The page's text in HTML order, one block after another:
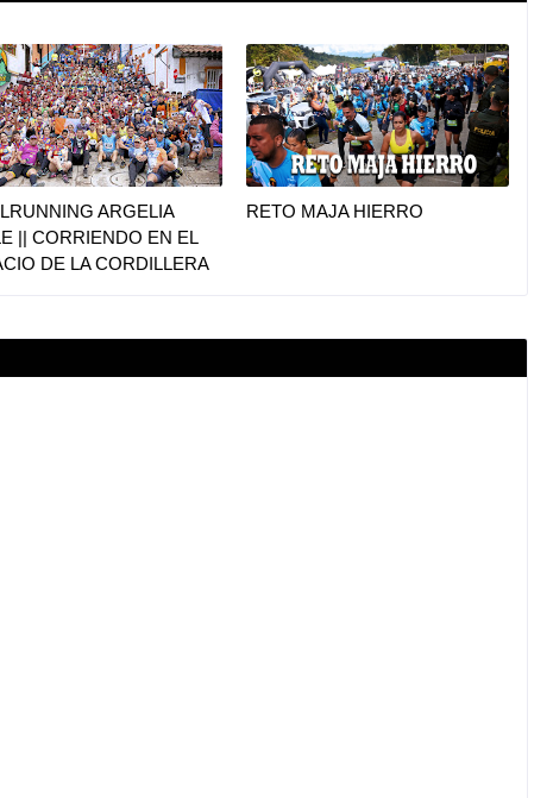
ARGELIA
|| CORRIENDO EN EL
DE LA CORDILLERA
RETO MAJA HIERRO